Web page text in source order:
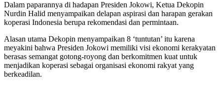
Dalam paparannya di hadapan Presiden Jokowi, Ketua Dekopin
Nurdin Halid menyampaikan delapan aspirasi dan harapan gerakan
koperasi Indonesia berupa rekomendasi dan permintaan.
Alasan utama Dekopin menyampaikan 8 ‘tuntutan’ itu karena
meyakini bahwa Presiden Jokowi memiliki visi ekonomi kerakyatan
berasas semangat gotong-royong dan berkomitmen kuat untuk
menjadikan koperasi sebagai organisasi ekonomi rakyat yang
berkeadilan.